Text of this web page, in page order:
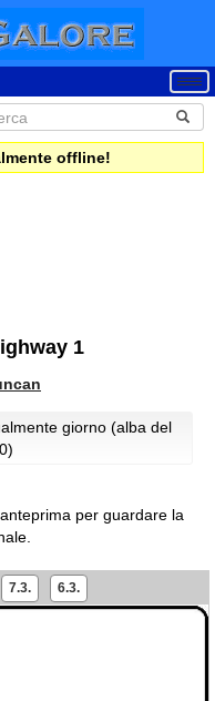
offline!
1
giorno (alba del
per guardare la
7.3. 6.3.